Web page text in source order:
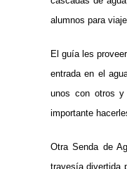
alumnos para
El guía les
entrada en el
unos con otros
importante
Otra Senda de
travesía divertida